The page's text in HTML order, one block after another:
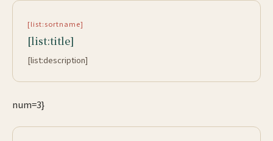
[list:sortname]
[list:title]
[list:description]
num=3}